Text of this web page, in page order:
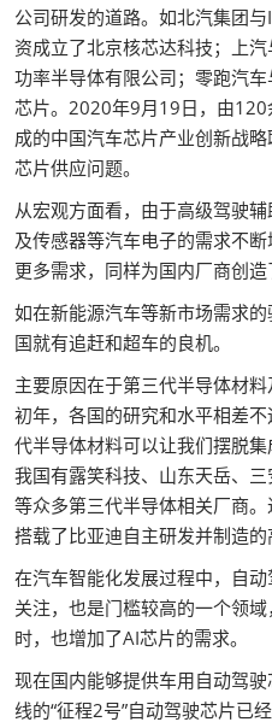
公司研发的道路。如北汽集团
资成立了北京核芯达科技；上
功率半导体有限公司；零跑汽
芯片。2020年9月19日，由120
成的中国汽车芯片产业创新战
芯片供应问题。
从宏观方面看，由于高级驾驶
及传感器等汽车电子的需求不
更多需求，同样为国内厂商创造
如在新能源汽车等新市场需求
国就有追赶和超车的良机。
主要原因在于第三代半导体材
初年，各国的研究和水平相差
代半导体材料可以让我们摆脱
我国有露笑科技、山东天岳、
等众多第三代半导体相关厂商
搭载了比亚迪自主研发并制造的
在汽车智能化发展过程中，自
关注，也是门槛较高的一个领
时，也增加了AI芯片的需求。
现在国内能够提供车用自动驾
线的“征程2号”自动驾驶芯片已